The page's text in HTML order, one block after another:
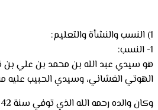
1) النسب والنشأة والتعليم:
1- النسب:
هو سيدي عبد الله بن محمد بن علي بن
الهوتي الغشاني، وسيدي الحبيب عليه